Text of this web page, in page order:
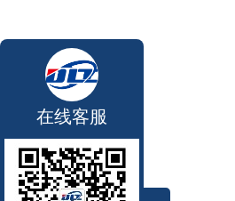
在线客服